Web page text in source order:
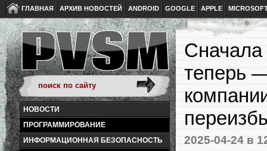
ГЛАВНАЯ АРХИВ НОВОСТЕЙ ANDROID GOOGLE APPLE
НОВОСТИ
ПРОГРАММИРОВАНИЕ
ИНФОРМАЦИОННАЯ БЕЗОПАСНОСТЬ
теперь
2025-04-24 в